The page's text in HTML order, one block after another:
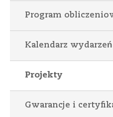
Program
Kalendarz wydarzeń
Projekty
Gwarancje i